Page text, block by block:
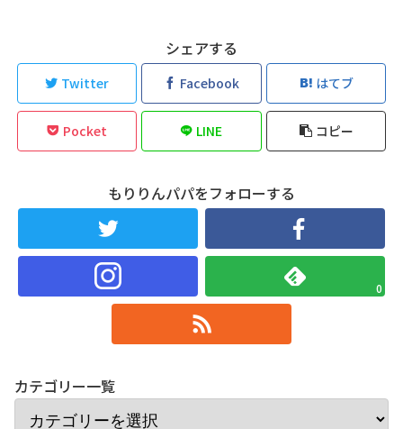
シェアする
Twitter Facebook はてブ
Pocket LINE コピー
もりりんパパをフォローする
0
カテゴリー一覧